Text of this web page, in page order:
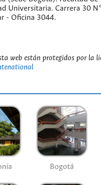
Universitaria. Carrera 30
- Oficina 3044.
web están protegidos por la
Bogotá